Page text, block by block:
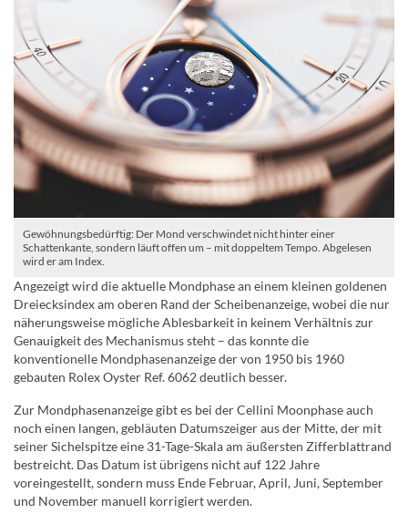
Gewöhnungsbedürftig: Der Mond verschwindet nicht hinter einer
Schattenkante, sondern läuft offen um – mit doppeltem Tempo. Abgelesen
wird er am Index.
Angezeigt wird die aktuelle Mondphase an einem kleinen goldenen
Dreiecksindex am oberen Rand der Scheibenanzeige, wobei die nur
näherungsweise mögliche Ablesbarkeit in keinem Verhältnis zur
Genauigkeit des Mechanismus steht – das konnte die
konventionelle Mondphasenanzeige der von 1950 bis 1960
gebauten Rolex Oyster Ref. 6062 deutlich besser.
Zur Mondphasenanzeige gibt es bei der Cellini Moonphase auch
noch einen langen, gebläuten Datumszeiger aus der Mitte, der mit
seiner Sichelspitze eine 31-Tage-Skala am äußersten Zifferblattrand
bestreicht. Das Datum ist übrigens nicht auf 122 Jahre
voreingestellt, sondern muss Ende Februar, April, Juni, September
und November manuell korrigiert werden.